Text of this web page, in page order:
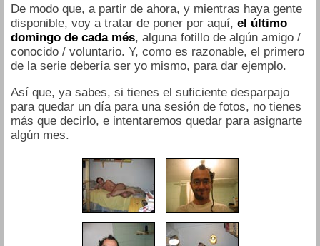
De modo que, a partir de ahora, y mientras haya gente
disponible, voy a tratar de poner por aquí, el último
domingo de cada més, alguna fotillo de algún amigo /
conocido / voluntario. Y, como es razonable, el primero
de la serie debería ser yo mismo, para dar ejemplo.
Así que, ya sabes, si tienes el suficiente desparpajo
para quedar un día para una sesión de fotos, no tienes
más que decirlo, e intentaremos quedar para asignarte
algún mes.